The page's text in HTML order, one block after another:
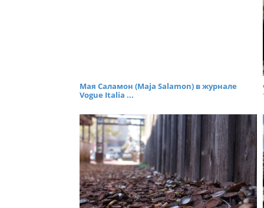
Мая Саламон (Maja Salamon) в журнале
Vogue Italia ...